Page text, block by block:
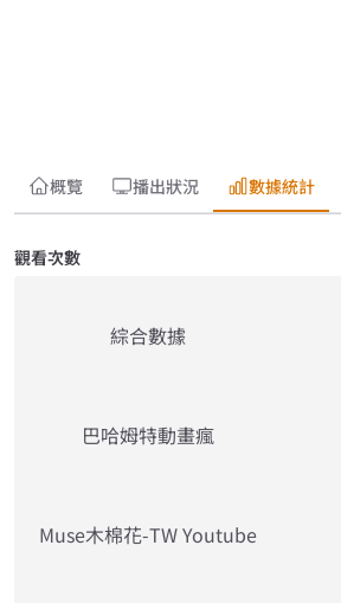
概覽 播出狀況 數據統計
觀看次數
綜合數據
巴哈姆特動畫瘋
Muse木棉花-TW Youtube